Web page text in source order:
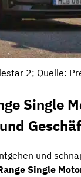
2; Quelle:
Single
und
Single